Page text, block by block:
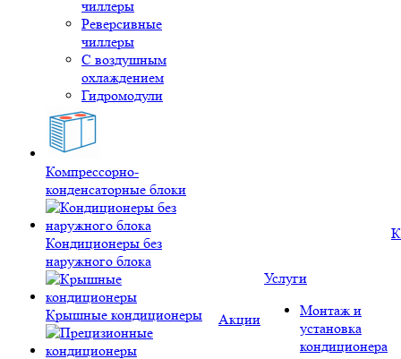
чиллеры
Реверсивные
чиллеры
С воздушным
охлаждением
Гидромодули
Компрессорно-
конденсаторные блоки
Кондиционеры без
наружного блока
Крышные кондиционеры Акции
Услуги
Монтаж и
установка
кондиционера